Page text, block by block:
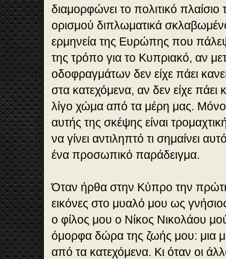
διαμορφώνει το πολιτικό πλαίσιο
ορισμού διπλωματικά
ερμηνεία της Ευρώπης που
της τρόπο για το Κυπριακό, αν
οδοφραγμάτων δεν είχε πάει
στα κατεχόμενα, αν δεν είχε πάει
λίγο χώμα από τα μέρη μας.
αυτής της σκέψης είναι
να γίνει αντιληπτό τι σημαίνει
ένα προσωπικό παράδειγμα.
Όταν ήρθα στην Κύπρο την
εικόνες στο μυαλό μου ως
ο φίλος μου ο Νίκος Νικολάου
όμορφα δώρα της ζωής μου: μια
από τα κατεχόμενα. Κι όταν οι